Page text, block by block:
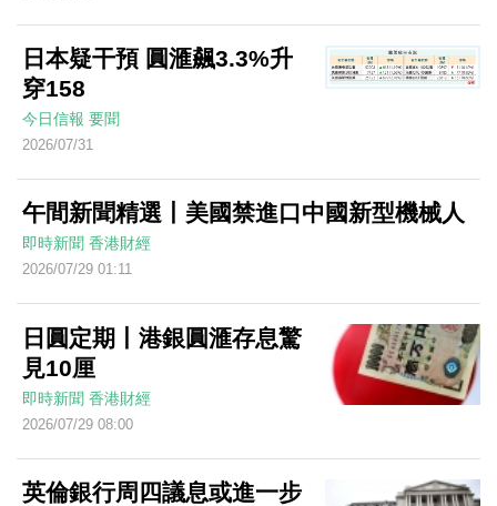
日本疑干預 圓滙飆3.3%升
穿158
今日信報 要聞
2026/07/31
午間新聞精選丨美國禁進口中國新型機械人
即時新聞 香港財經
2026/07/29 01:11
日圓定期丨港銀圓滙存息驚
見10厘
即時新聞 香港財經
2026/07/29 08:00
英倫銀行周四議息或進一步